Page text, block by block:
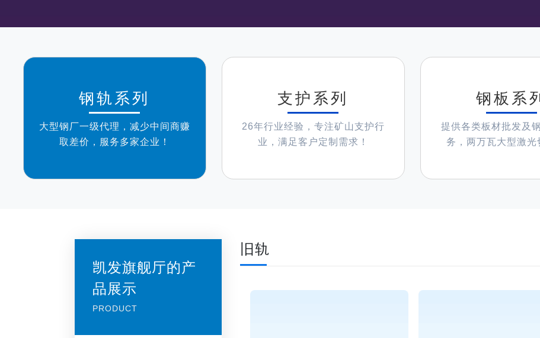
钢轨系列
大型钢厂一级代理，减少中间商赚
取差价，服务多家企业！
支护系列
26年行业经验，专注矿山支护行
业，满足客户定制需求！
钢板系列
提供各类板材批发及
务，两万瓦大型激光
凯发旗舰厅的产
品展示
PRODUCT
旧轨